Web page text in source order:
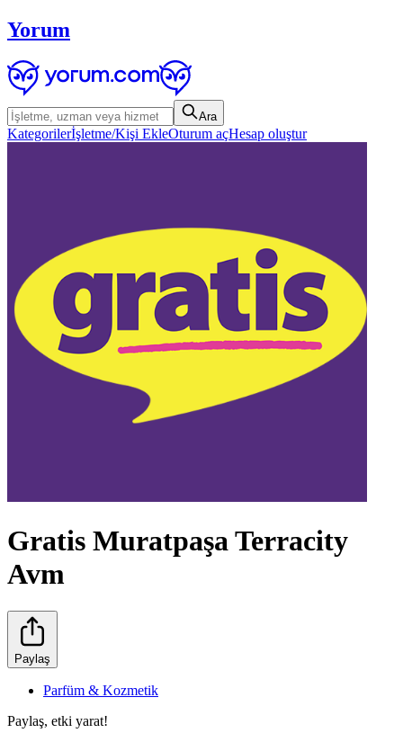
Yorum
Ara
Kategorilerİşletme/Kişi EkleOturum açHesap oluştur
Gratis Muratpaşa Terracity
Avm
Paylaş
Parfüm & Kozmetik
Paylaş, etki yarat!